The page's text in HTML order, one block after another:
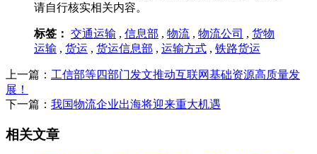
请自行核实相关内容。
标签： 交通运输 , 信息部 , 物流 , 物流公司 , 货物
运输 , 货运 , 货运信息部 , 运输方式 , 铁路货运
上一篇： 工信部等四部门发文推动互联网基础资源高质量发
展！
下一篇： 我国物流企业出海将迎来重大机遇
相关文章